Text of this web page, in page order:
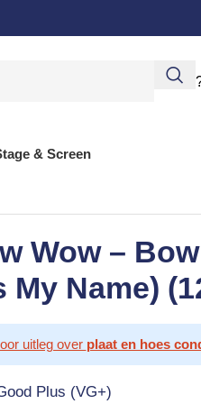
& Screen
Wow –
My Name)
uitleg over plaat en hoes
Plus (VG+)